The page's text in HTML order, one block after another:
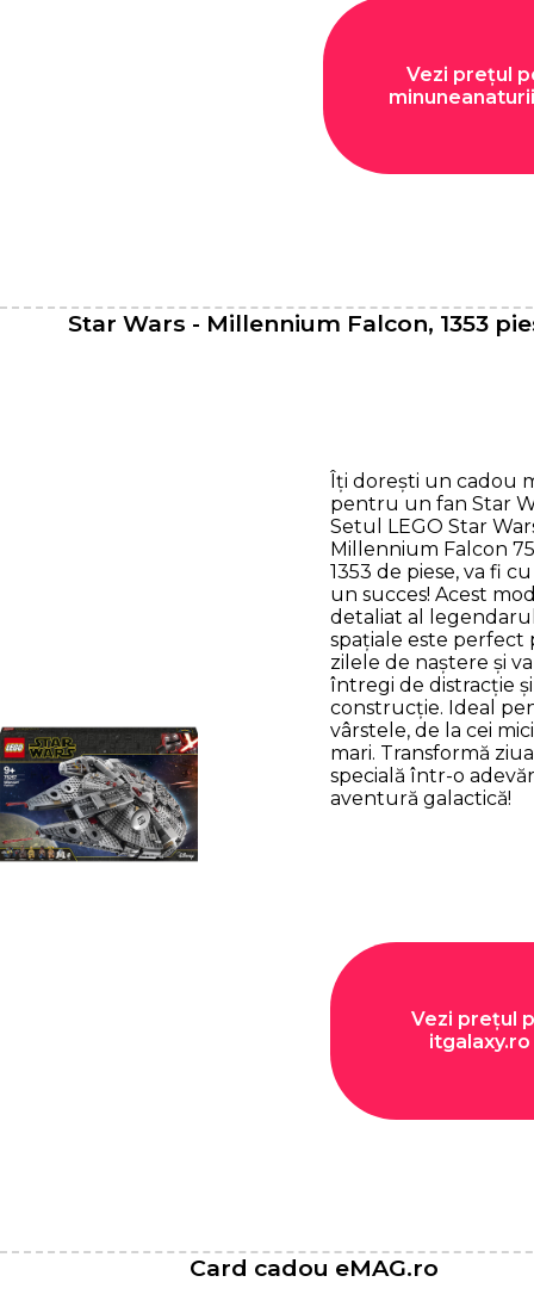
Vezi prețul
Star Wars - Millennium Falcon, 1353
Îți dorești un cadou
pentru un fan Star
Setul LEGO Star
Millennium Falcon
1353 de piese, va fi
un succes! Acest
detaliat al
spațiale este
zilele de naștere și
întregi de distracție și
construcție. Ideal
vârstele, de la cei
mari. Transformă
specială într-o
aventură galactică!
Vezi prețul
itgalaxy.ro
Card cadou eMAG.ro